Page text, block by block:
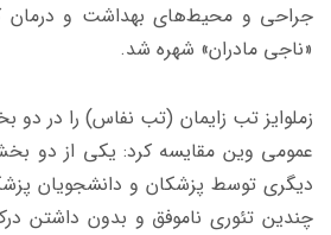
جراحی و محیط‌های بهداشت و درمان
«ناجی مادران» شهره شد.
زملوایز تب زایمان (تب نفاس) را در دو
عمومی وین مقایسه کرد: یکی از دو
دیگری توسط پزشکان و دانشجویان
چندین تئوری ناموفق و بدون داشتن